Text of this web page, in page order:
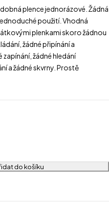
plence jednorázové. Žádná
použití. Vhodná
plenkami skoro žádnou
žádné připínání a
žádné hledání
a žádné skvrny. Prostě
do košíku